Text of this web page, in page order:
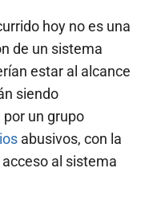
hoy no es una
de un sistema
estar al alcance
siendo
un grupo
abusivos, con la
al sistema